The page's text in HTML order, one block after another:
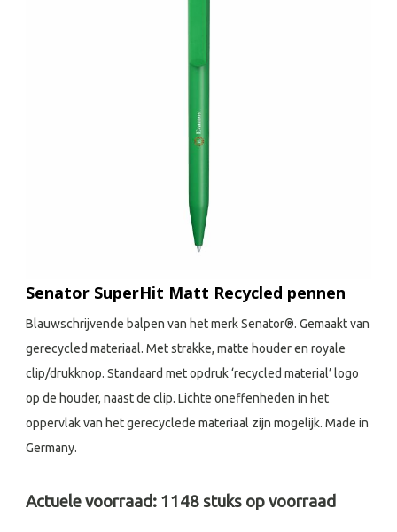
Senator SuperHit Matt Recycled pennen
Blauwschrijvende balpen van het merk Senator®. Gemaakt van
gerecycled materiaal. Met strakke, matte houder en royale
clip/drukknop. Standaard met opdruk ‘recycled material’ logo
op de houder, naast de clip. Lichte oneffenheden in het
oppervlak van het gerecyclede materiaal zijn mogelijk. Made in
Germany.
Actuele voorraad: 1148 stuks op voorraad